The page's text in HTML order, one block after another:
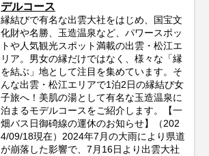
デルコース
縁結びで有名な出雲大社をはじめ、国宝文
化財や名勝、玉造温泉など、パワースポッ
トや人気観光スポット満載の出雲・松江エ
リア。男女の縁だけではなく、様々な「縁
を結ぶ」地として注目を集めています。そ
んな出雲・松江エリアで1泊2日の縁結び女
子旅へ！美肌の湯として有名な玉造温泉に
泊まるモデルコースをご紹介します。【一
畑バス日御碕線の運休のお知らせ】（202
4/09/18現在）2024年7月の大雨により県道
が崩落した影響で、7月16日より出雲大社